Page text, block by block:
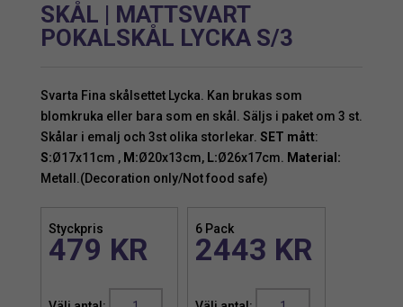
SKÅL | MATTSVART
POKALSKÅL LYCKA S/3
Svarta Fina skålsettet Lycka. Kan brukas som
blomkruka eller bara som en skål. Säljs i paket om 3 st.
Skålar i emalj och 3st olika storlekar. SET mått:
S:Ø17x11cm , M:Ø20x13cm, L:Ø26x17cm. Material:
Metall.(Decoration only/Not food safe)
Styckpris
479 KR
6 Pack
2443 KR